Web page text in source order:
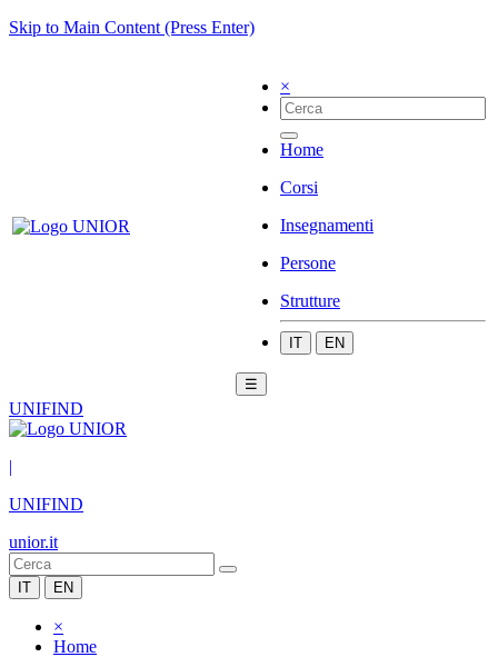
Skip to Main Content (Press Enter)
×
Home
Corsi
Insegnamenti
Persone
Strutture
IT EN
☰
UNIFIND
|
UNIFIND
unior.it
IT EN
×
Home